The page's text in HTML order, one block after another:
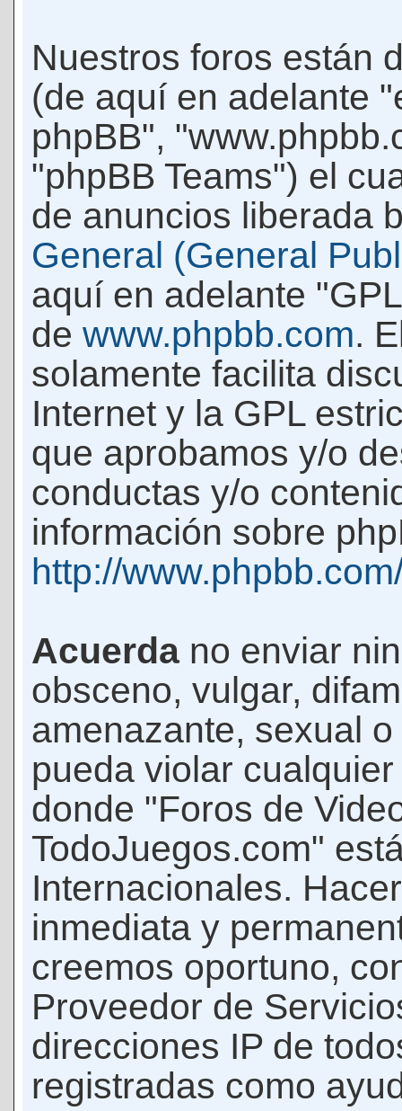
Nuestros foros están
(de aquí en adelante
phpBB",
"phpBB Teams") el
de anuncios liberada
General (General
aquí en adelante
de www.phpbb.com.
solamente facilita
Internet y la GPL
que aprobamos y/o
conductas y/o
información sobre
http://
Acuerda no enviar
obsceno, vulgar,
amenazante, sexual
pueda violar
donde "Foros de
TodoJuegos.com"
Internacionales.
inmediata y
creemos oportuno,
Proveedor de
direcciones IP de
registradas como